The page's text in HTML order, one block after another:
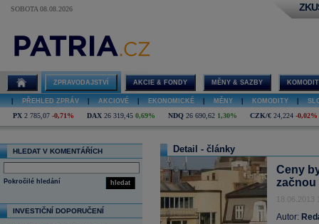
SOBOTA 08.08.2026
ZPRAVODAJSTVÍ AKCIE & FONDY MĚNY & SAZBY
PŘEHLED ZPRÁV AKCIOVÉ EKONOMICKÉ MĚNY KOMODITY
PX 2 785,07 -0,71% DAX 26 319,45 0,69% NDQ 26 690,62 1,30% CZK/€ 24,224 -0,02%
HLEDAT V KOMENTÁŘÍCH
hledat
Pokročilé hledání
INVESTIČNÍ DOPORUČENÍ
Detail - články
Ceny
začnou
18.06.2013
Autor: